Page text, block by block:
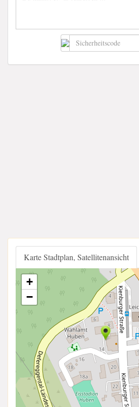
Karte Stadtplan, Satellitenansicht
+
−